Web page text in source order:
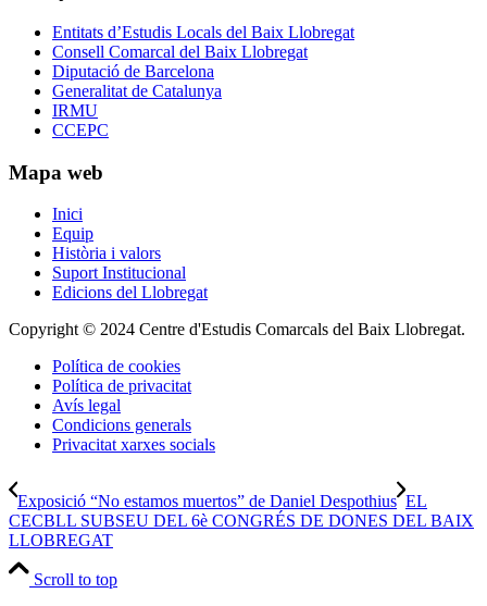
Entitats d’Estudis Locals del Baix Llobregat
Consell Comarcal del Baix Llobregat
Diputació de Barcelona
Generalitat de Catalunya
IRMU
CCEPC
Mapa web
Inici
Equip
Història i valors
Suport Institucional
Edicions del Llobregat
Copyright © 2024 Centre d'Estudis Comarcals del Baix Llobregat.
Política de cookies
Política de privacitat
Avís legal
Condicions generals
Privacitat xarxes socials
Exposició “No estamos muertos” de Daniel Despothius EL
CECBLL SUBSEU DEL 6è CONGRÉS DE DONES DEL BAIX
LLOBREGAT
Scroll to top